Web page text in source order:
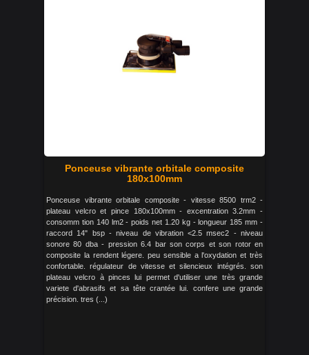
Ponceuse vibrante orbitale composite
180x100mm
Ponceuse vibrante orbitale composite - vitesse 8500 trm2 -
plateau velcro et pince 180x100mm - excentration 3.2mm -
consomm tion 140 lm2 - poids net 1.20 kg - longueur 185 mm -
raccord 14" bsp - niveau de vibration <2.5 msec2 - niveau
sonore 80 dba - pression 6.4 bar son corps et son rotor en
composite la rendent légere. peu sensible a l'oxydation et très
confortable. régulateur de vitesse et silencieux intégrés. son
plateau velcro à pinces lui permet d'utiliser une très grande
variete d'abrasifs et sa tête crantée lui. confere une grande
précision. tres (...)